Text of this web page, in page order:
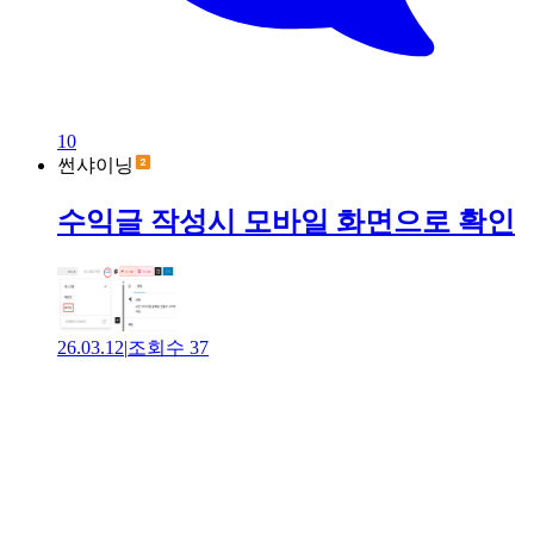
10
썬샤이닝
수익글 작성시 모바일 화면으로 확인
26.03.12|조회수 37